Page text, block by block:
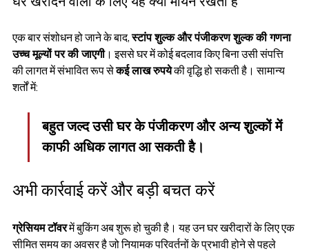
एक बार संशोधन हो जाने के बाद, स्टांप शुल्क और पंजीकरण शुल्क की गणना
उच्च मूल्यों पर की जाएगी। इससे घर में कोई बदलाव किए बिना उसी संपत्ति
की लागत में संभावित रूप से कई लाख रुपये की वृद्धि हो सकती है। सामान्य
शर्तों में:
बहुत जल्द उसी घर के पंजीकरण और अन्य शुल्कों में
काफी अधिक लागत आ सकती है।
अभी कार्रवाई करें और बड़ी बचत करें
ग्रेसियम टॉवर में बुकिंग अब शुरू हो चुकी है। यह उन घर खरीदारों के लिए एक
सीमित समय का अवसर है जो नियामक परिवर्तनों के प्रभावी होने से पहले